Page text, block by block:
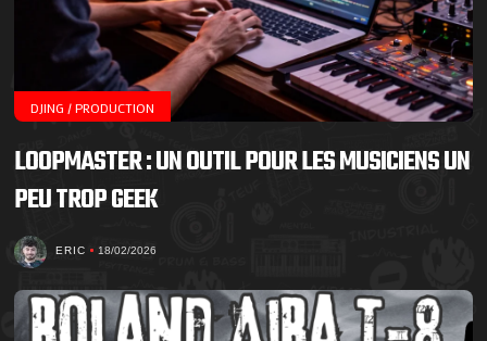
DJING / PRODUCTION
LOOPMASTER : UN OUTIL POUR LES MUSICIENS UN
PEU TROP GEEK
ERIC 18/02/2026